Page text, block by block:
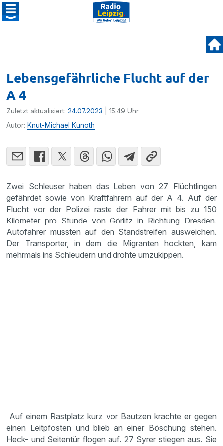
Lebensgefährliche Flucht auf der
A 4
Zuletzt aktualisiert:24.07.2023 | 15:49 Uhr
Autor: Knut-Michael Kunoth
Zwei Schleuser haben das Leben von 27 Flüchtlingen
gefährdet sowie von Kraftfahrern auf der A 4. Auf der
Flucht vor der Polizei raste der Fahrer mit bis zu 150
Kilometer pro Stunde von Görlitz in Richtung Dresden.
Autofahrer mussten auf den Standstreifen ausweichen.
Der Transporter, in dem die Migranten hockten, kam
mehrmals ins Schleudern und drohte umzukippen.
Auf einem Rastplatz kurz vor Bautzen krachte er gegen
einen Leitpfosten und blieb an einer Böschung stehen.
Heck- und Seitentür flogen auf. 27 Syrer stiegen aus. Sie